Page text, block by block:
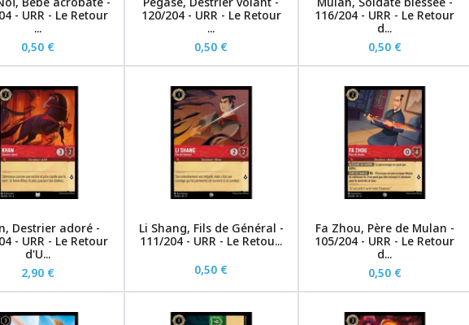
- URR - Le Retour
...
0,50 €
120/204 - URR - Le Retour
...
0,50 €
116/204 - URR - Le Retour
d...
0,50 €
Destrier adoré -
- URR - Le Retour
d'U...
2,90 €
Li Shang, Fils de Général -
111/204 - URR - Le Retou...
0,50 €
Fa Zhou, Père de Mulan -
105/204 - URR - Le Retour
d...
0,50 €